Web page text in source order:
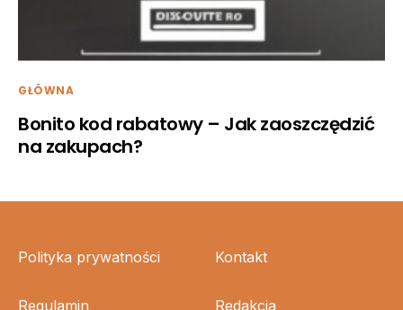
GŁÓWNA
Bonito kod rabatowy – Jak zaoszczędzić
na zakupach?
Polityka prywatności Kontakt
Regulamin Redakcja